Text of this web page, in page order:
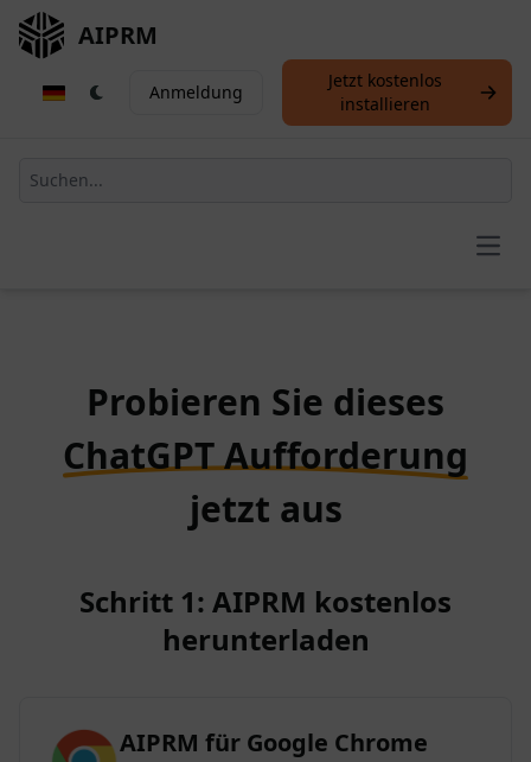
AIPRM
Anmeldung
Jetzt kostenlos
installieren
Probieren Sie dieses
ChatGPT Aufforderung
jetzt aus
Schritt 1: AIPRM kostenlos
herunterladen
AIPRM für Google Chrome